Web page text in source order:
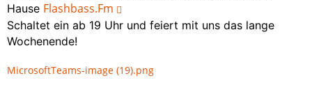
Hause Flashbass.Fm
Schaltet ein ab 19 Uhr und feiert mit uns das lange
Wochenende!
MicrosoftTeams-image (19).png